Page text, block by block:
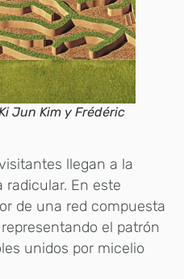
Jun Kim y Frédéric
llegan a la
radicular. En este
de una red compuesta
el patrón
unidos por micelio